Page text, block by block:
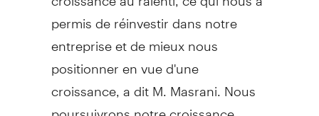
permis de réinvestir dans notre
entreprise et de mieux nous
positionner en vue d'une
croissance, a dit M. Masrani. Nous
poursuivrons notre croissance,